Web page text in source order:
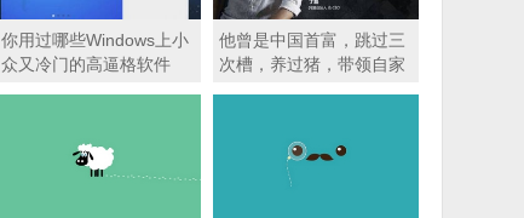
你用过哪些Windows上小
众又冷门的高逼格软件
他曾是中国首富，跳过三
次槽，养过猪，带领自家